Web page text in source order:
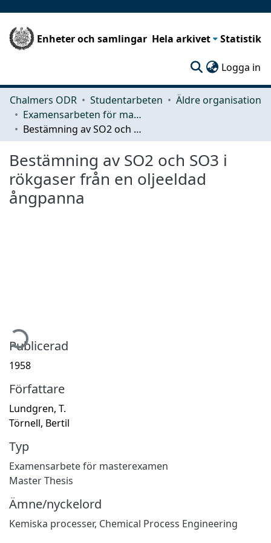
Enheter och samlingar Hela arkivet Statistik
Logga in
Chalmers ODR Studentarbeten
Äldre organisation
Examensarbeten för masterexamen
Bestämning av SO2 och SO3 i rökgaser från en oljeeldad ångpanna
Bestämning av SO2 och SO3 i
rökgaser från en oljeeldad
ångpanna
Publicerad
1958
Författare
Lundgren, T.
Törnell, Bertil
Typ
Examensarbete för masterexamen
Master Thesis
Ämne/nyckelord
Kemiska processer, Chemical Process Engineering